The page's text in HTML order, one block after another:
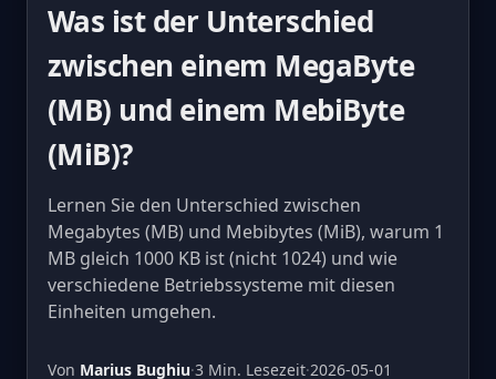
Was ist der Unterschied
zwischen einem MegaByte
(MB) und einem MebiByte
(MiB)?
Lernen Sie den Unterschied zwischen
Megabytes (MB) und Mebibytes (MiB), warum 1
MB gleich 1000 KB ist (nicht 1024) und wie
verschiedene Betriebssysteme mit diesen
Einheiten umgehen.
Von Marius Bughiu·3 Min. Lesezeit·2026-05-01